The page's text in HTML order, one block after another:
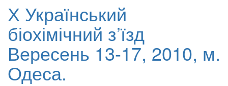
Х Український
біохімічний з’їзд
Вересень 13-17, 2010, м.
Одеса.